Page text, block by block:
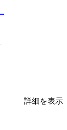
詳細を表示